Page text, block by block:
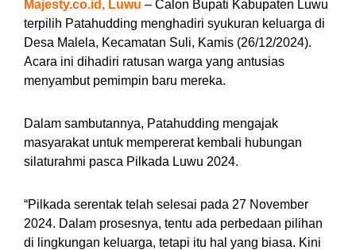
Majesty.co.id, Luwu – Calon Bupati Kabupaten Luwu
terpilih Patahudding menghadiri syukuran keluarga di
Desa Malela, Kecamatan Suli, Kamis (26/12/2024).
Acara ini dihadiri ratusan warga yang antusias
menyambut pemimpin baru mereka.
Dalam sambutannya, Patahudding mengajak
masyarakat untuk mempererat kembali hubungan
silaturahmi pasca Pilkada Luwu 2024.
“Pilkada serentak telah selesai pada 27 November
2024. Dalam prosesnya, tentu ada perbedaan pilihan
di lingkungan keluarga, tetapi itu hal yang biasa. Kini